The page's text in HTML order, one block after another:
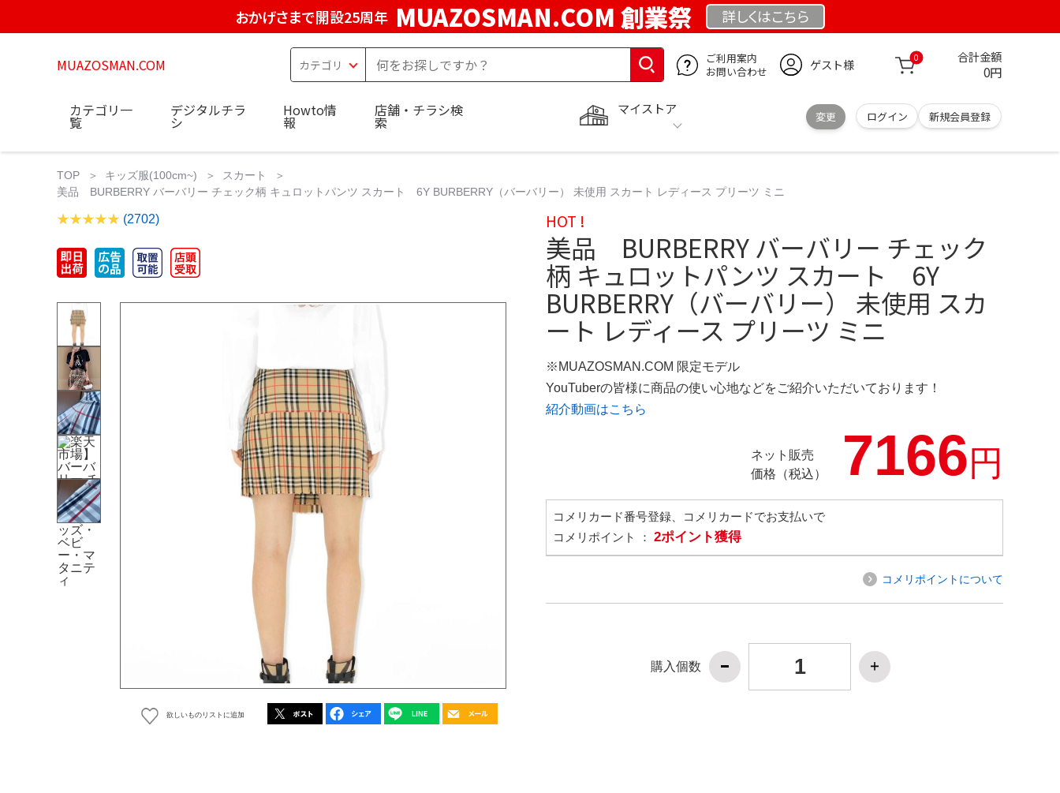
おかげさまで開設25周年 MUAZOSMAN.COM 創業祭 詳しくはこちら
MUAZOSMAN.COM
ご利用案内
お問い合わせ
ゲスト様 0 合計金額
0円
マイストア
変更 ログイン 新規会員登録
カテゴリ一
覧
デジタルチラ
シ
Howto情
報
店舗・チラシ検
索
TOP キッズ服(100cm~)
スカート
美品 BURBERRY バーバリー チェック柄 キュロットパンツ スカート 6Y BURBERRY（バーバリー） 未使用 スカート レディース プリーツ ミニ
(2702)
欲しいものリストに追加
HOT !
美品 BURBERRY バーバリー チェック
柄 キュロットパンツ スカート 6Y
BURBERRY（バーバリー） 未使用 スカ
ート レディース プリーツ ミニ
※MUAZOSMAN.COM 限定モデル
YouTuberの皆様に商品の使い心地などをご紹介いただいております！
紹介動画はこちら
ネット販売
価格（税込）
7166円
コメリカード番号登録、コメリカードでお支払いで
コメリポイント ： 2ポイント獲得
コメリポイントについて
購入個数